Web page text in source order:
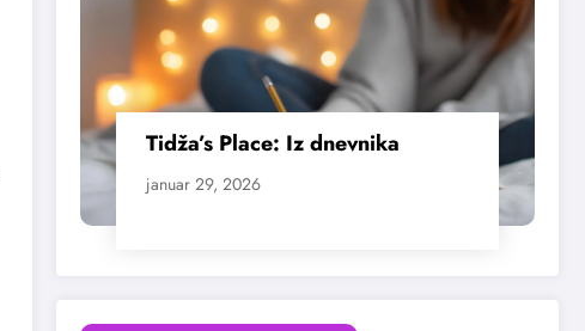
Tidža’s Place: Iz dnevnika
januar 29, 2026